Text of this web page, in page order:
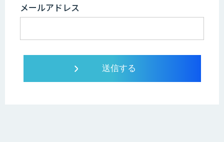
メールアドレス